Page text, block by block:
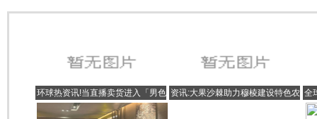
环球热资讯!当直播卖货进入「男色
时代」
资讯:大果沙棘助力穆棱建设特色农 全
了